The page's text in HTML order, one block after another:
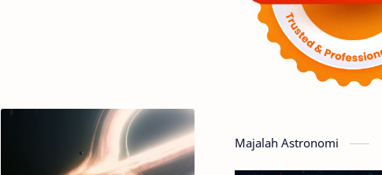
Premium Komet
Penelitian
Satelit
Aurora Supernova
Majalah Astronomi